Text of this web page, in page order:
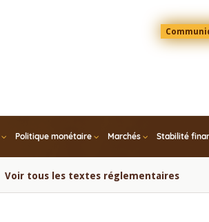
Menu
Top
Politique monétaire Marchés Stabilité
Voir tous les textes réglementaires